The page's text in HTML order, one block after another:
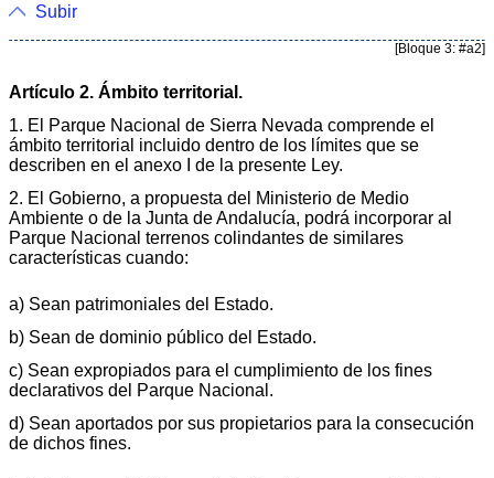
Subir
[Bloque 3: #a2]
Artículo 2. Ámbito territorial.
1. El Parque Nacional de Sierra Nevada comprende el
ámbito territorial incluido dentro de los límites que se
describen en el anexo I de la presente Ley.
2. El Gobierno, a propuesta del Ministerio de Medio
Ambiente o de la Junta de Andalucía, podrá incorporar al
Parque Nacional terrenos colindantes de similares
características cuando:
a) Sean patrimoniales del Estado.
b) Sean de dominio público del Estado.
c) Sean expropiados para el cumplimiento de los fines
declarativos del Parque Nacional.
d) Sean aportados por sus propietarios para la consecución
de dichos fines.